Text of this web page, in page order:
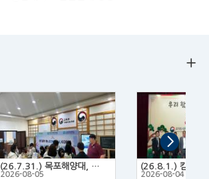
(26.7.31.) 목포해양대, 목포대, 목포과학대 3개 대학 연합 유학박람회
2026-08-05 2026-08-04